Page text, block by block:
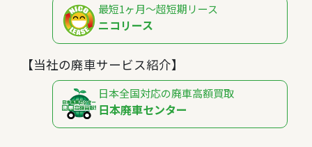
最短1ヶ月～超短期リース
ニコリース
【当社の廃車サービス紹介】
日本全国対応の廃車高額買取
日本廃車センター